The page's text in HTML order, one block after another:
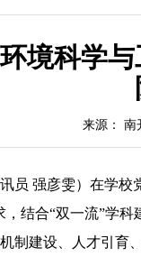
环境科学
来源： 南
讯员 强彦雯）在学
，结合“双一流”学
制建设、人才引育